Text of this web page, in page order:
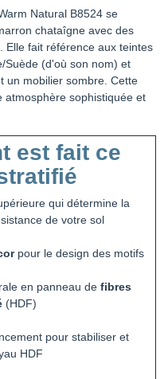
Natural B8524 se
chataîgne avec des
Elle fait référence aux teintes
Suède (d'où son nom) et
un mobilier sombre. Cette
atmosphère sophistiquée et
est fait ce
qui détermine la
de votre sol
pour le design des motifs
en panneau de fibres
(HDF)
pour stabiliser et
HDF